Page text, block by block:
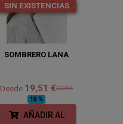
SIN EXISTENCIAS
SOMBRERO LANA
Desde 19,51 €22,95 €
15 %
AÑADIR AL